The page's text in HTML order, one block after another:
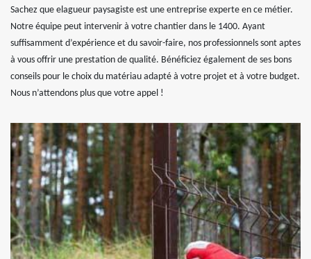
Sachez que elagueur paysagiste est une entreprise experte en ce métier.
Notre équipe peut intervenir à votre chantier dans le 1400. Ayant
suffisamment d’expérience et du savoir-faire, nos professionnels sont aptes
à vous offrir une prestation de qualité. Bénéficiez également de ses bons
conseils pour le choix du matériau adapté à votre projet et à votre budget.
Nous n’attendons plus que votre appel !